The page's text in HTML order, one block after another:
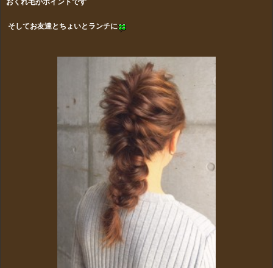
おくれ毛がポイントです
そしてお友達とちょいとランチに